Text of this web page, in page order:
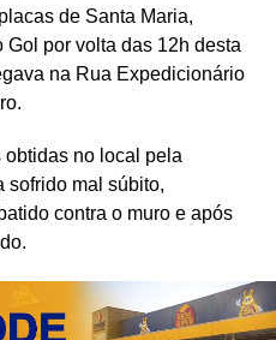
de Santa Maria,
por volta das 12h desta
na Rua Expedicionário
obtidas no local pela
sofrido mal súbito,
contra o muro e após